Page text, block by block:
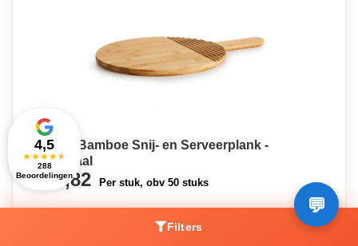
Ronde Bamboe Snij- en Serveerplank -
Vechmaal
€11,82 Per stuk, obv 50 stuks
Filters
4,5
★★★★★
288
Beoordelingen